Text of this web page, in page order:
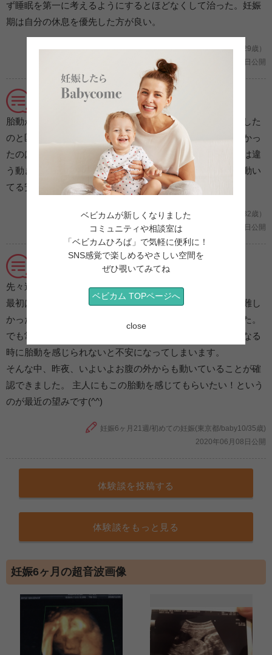
ず睡眠を第一に考えるようにするとほどなくして治った。妊娠
期は自分の休息を優先した方が良い。
妊娠6ヶ月/2人目の妊娠 (沖縄県/ふたりまま/29歳）
2021年06月11日公開
感動と安心感の大晦日！ 初胎動を感じた日
胎動がどういうものかピンとこなくて、腸が動くポコポコした
のと区別がつくのわかりませんでした。初めてハッキリわかっ
たのは、大晦日。のんびり横になっている時に、今までとは違
う動きがおなかの中で感じました。感動したのと、元気に動い
てる安心感でいっぱいでした。
妊娠６ヶ月/初めての妊娠 (神奈川県/れーー/32歳）
2021年02月11日公開
嬉しい胎動！パパにも感じてほしい！
先々週にようやく感じ始めた胎動。
最初はおなかがごろごろしているのか、胎動なのか区別が難し
かったですが、最近は胎動だと確信できるようになりました。
でも常に感じられるかというとそうではなく、自分が気になる
時に胎動を感じられないと不安になってしまいます。
そんな中、昨夜、いよいよお腹の外からも動いていることが確
認できました。 主人にもこの胎動を感じてもらいたい！という
のが最近の望みです(^^)
妊娠6ヶ月21週/初めての妊娠(東京都/baby10/35歳)
2020年06月08日公開
体験談を投稿する
体験談をもっと見る
妊娠6ヶ月の超音波画像
ベビカムが新しくなりました
コミュニティや相談室は
「ベビカムひろば」で気軽に便利に！
SNS感覚で楽しめるやさしい空間を
ぜひ覗いてみてね
ベビカム TOPページへ
close